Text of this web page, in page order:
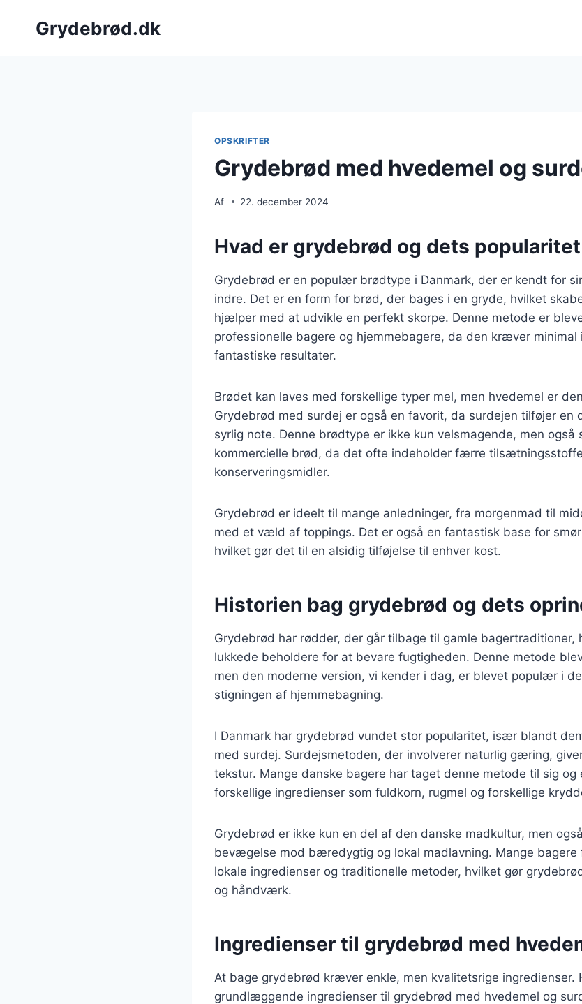
Grydebrød.dk
OPSKRIFTER
Grydebrød med hvedemel og
Af 22. december 2024
Hvad er grydebrød og dets
Grydebrød er en populær brødtype i Danmark, der er kendt for
indre. Det er en form for brød, der bages i en gryde, hvilket
hjælper med at udvikle en perfekt skorpe. Denne metode er
professionelle bagere og hjemmebagere, da den kræver minimal
fantastiske resultater.
Brødet kan laves med forskellige typer mel, men hvedemel er
Grydebrød med surdej er også en favorit, da surdejen tilføjer en
syrlig note. Denne brødtype er ikke kun velsmagende, men også
kommercielle brød, da det ofte indeholder færre
konserveringsmidler.
Grydebrød er ideelt til mange anledninger, fra morgenmad til
med et væld af toppings. Det er også en fantastisk base for
hvilket gør det til en alsidig tilføjelse til enhver kost.
Historien bag grydebrød og dets
Grydebrød har rødder, der går tilbage til gamle bagertraditioner,
lukkede beholdere for at bevare fugtigheden. Denne metode
men den moderne version, vi kender i dag, er blevet populær i
stigningen af hjemmebagning.
I Danmark har grydebrød vundet stor popularitet, især blandt
med surdej. Surdejsmetoden, der involverer naturlig gæring,
tekstur. Mange danske bagere har taget denne metode til sig og
forskellige ingredienser som fuldkorn, rugmel og forskellige
Grydebrød er ikke kun en del af den danske madkultur, men
bevægelse mod bæredygtig og lokal madlavning. Mange bagere
lokale ingredienser og traditionelle metoder, hvilket gør
og håndværk.
Ingredienser til grydebrød med
At bage grydebrød kræver enkle, men kvalitetsrige ingredienser.
grundlæggende ingredienser til grydebrød med hvedemel og